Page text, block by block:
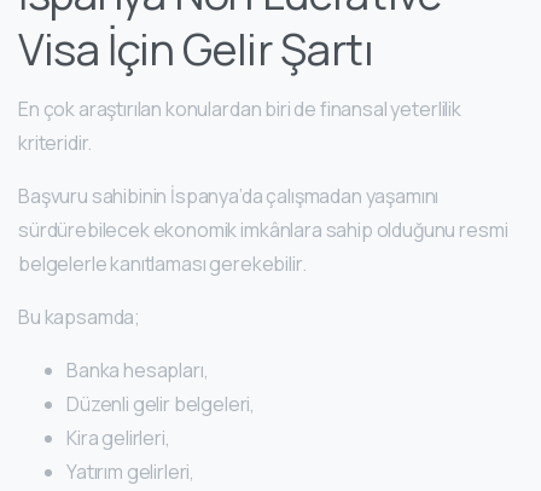
Visa İçin Gelir Şartı
En çok araştırılan konulardan biri de finansal yeterlilik
kriteridir.
Başvuru sahibinin İspanya’da çalışmadan yaşamını
sürdürebilecek ekonomik imkânlara sahip olduğunu resmi
belgelerle kanıtlaması gerekebilir.
Bu kapsamda;
Banka hesapları,
Düzenli gelir belgeleri,
Kira gelirleri,
Yatırım gelirleri,